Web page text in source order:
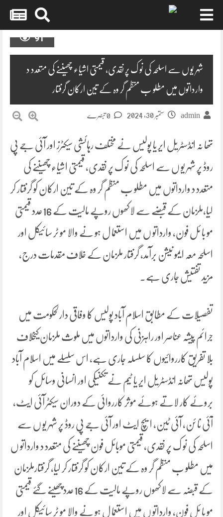
91
شہر یو ں سے اسلحہ کی نو ک پر نقدی، قیمتی اشیاء چھیننے کی متعدد د
وارداتوں میں مطلو ب منظم گر وہ کے تین ارکان گرفتار
admin ستمبر 30, 2024
تھا نہ انڈسٹر یل ایر یا پولیس نے مختلف رہائشی سیکٹرز اور آئی جے پی
روڈ پر شہر یو ں سے اسلحہ کی نو ک پر نقدی، قیمتی اشیاء چھیننے کی
متعدد د وارداتوں میں مطلو ب منظم گر وہ کے تین ارکان کو گرفتار کر
لیا،ملزمان کے قبضے سے لاکھوں روپے مالیت کے 16عدد قیمتی
مو با ئل فون، وارداتو ں میں استعما ل ہو نے والا مو ٹر سائیکل اور
اسلحہ معہ ایمو نیشن برآمد، گرفتار ملزمان کے خلاف مقدمات درج،
مزید تفتیش جاری ہے۔
تفصیلات کے مطابق اسلام آباد پولیس کا وفاقی دارلحکومت میں
جرائم پیشہ عناصر اور راہزنی کی وارداتوں میں ملوث ملزمان کیخلاف
بلا تفریق کارروائیوں کا سلسلہ جاری ہے، اس سلسلے میں اسلام آباد
پولیس تھانہ انڈسٹر یل ایر یا ٹیم نے تکنیکی اور انسانی وسائل کو
بروئے کار لاتے ہوئے موثر کارروائی کے دوران سیکٹر آئی ایٹ،
آئی نا ئن، آئی ٹین، ایچ ایٹ اور آئی جے پی روڈ پر شہر یو ں سے
اسلحہ کی نو ک پر نقدی، قیمتی موبائل فون چھیننے کی متعدد د وارداتو ں
میں مطلو ب منظم گر وہ کے تین ارکان کو گرفتار کر لیا، گرفتارملزمان
کے قبضہ سے لاکھوں روپے مالیت کے 16عدد چھینے گئے قیمتی
مو با ئل فون، وارداتو ں میں استعما ل ہو نے والا مو ٹر سائیکل اور